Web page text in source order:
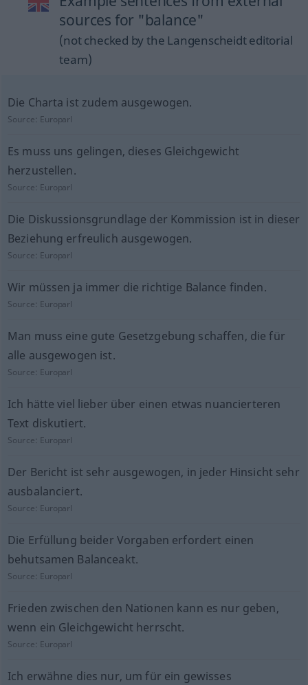
sources for "balance"
(not checked by the Langenscheidt editorial
team)
Die Charta ist zudem ausgewogen.
Source: Europarl
Es muss uns gelingen, dieses Gleichgewicht
herzustellen.
Source: Europarl
Die Diskussionsgrundlage der Kommission ist in dieser
Beziehung erfreulich ausgewogen.
Source: Europarl
Wir müssen ja immer die richtige Balance finden.
Source: Europarl
Man muss eine gute Gesetzgebung schaffen, die für
alle ausgewogen ist.
Source: Europarl
Ich hätte viel lieber über einen etwas nuancierteren
Text diskutiert.
Source: Europarl
Der Bericht ist sehr ausgewogen, in jeder Hinsicht sehr
ausbalanciert.
Source: Europarl
Die Erfüllung beider Vorgaben erfordert einen
behutsamen Balanceakt.
Source: Europarl
Frieden zwischen den Nationen kann es nur geben,
wenn ein Gleichgewicht herrscht.
Source: Europarl
Ich erwähne dies nur, um für ein gewisses